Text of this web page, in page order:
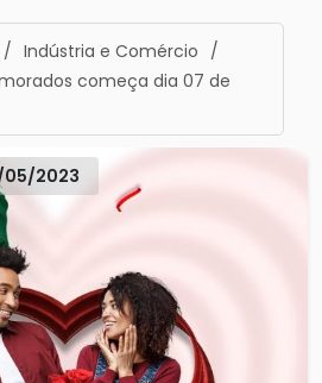
/ Indústria e Comércio /
começa dia 07 de
05/2023